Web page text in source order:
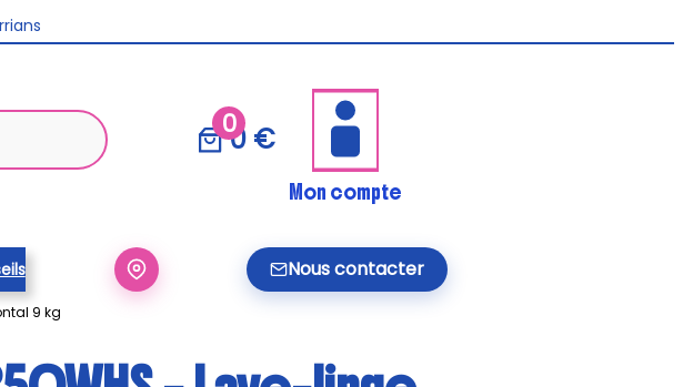
la France
00 €
Mon compte
Nous contacter
9 kg